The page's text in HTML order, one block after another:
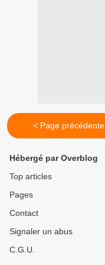
< Page précédente
Hébergé par Overblog
Top articles
Pages
Contact
Signaler un abus
C.G.U.